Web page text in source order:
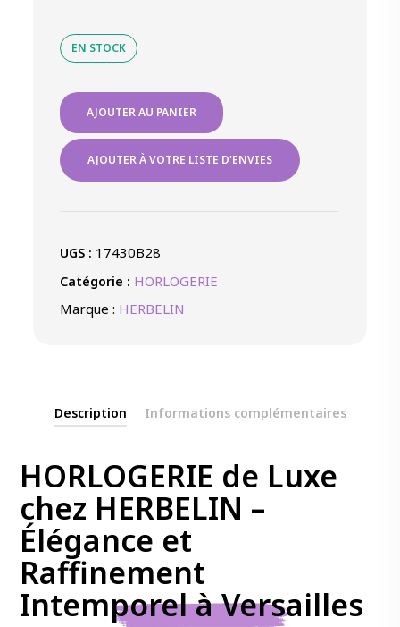
EN STOCK
quantité
de
MBD
TT
ACIER
INDEX
QUARTZ
AJOUTER AU PANIER
AJOUTER À VOTRE LISTE D'ENVIES
UGS : 17430B28
Catégorie : HORLOGERIE
Marque : HERBELIN
Description Informations complémentaires
HORLOGERIE de Luxe
chez HERBELIN –
Élégance et
Raffinement
Intemporel à Versailles